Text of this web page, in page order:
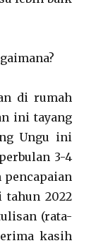
di rumah
ini tayang
Ungu ini
3-4
pencapaian
tahun 2022
(rata-
kasih